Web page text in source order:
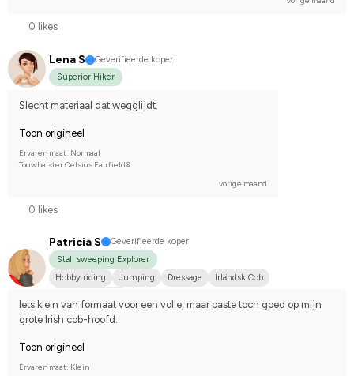
0 likes
Lena S
Geverifieerde koper
Superior Hiker
Slecht materiaal dat wegglijdt.
Toon origineel
Ervaren maat: Normaal
Touwhalster Celsius Fairfield®
vorige maand
0 likes
Patricia S
Geverifieerde koper
Stall sweeping Explorer
Hobby riding
Jumping Dressage
Irländsk Cob
Iets klein van formaat voor een volle, maar paste toch goed op mijn
grote Irish cob-hoofd.
Toon origineel
Ervaren maat: Klein